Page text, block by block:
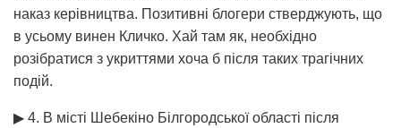
наказ керівництва. Позитивні блогери стверджують, що
в усьому винен Кличко. Хай там як, необхідно
розібратися з укриттями хоча б після таких трагічних
подій.
▶ 4. В місті Шебекіно Білгородської області після